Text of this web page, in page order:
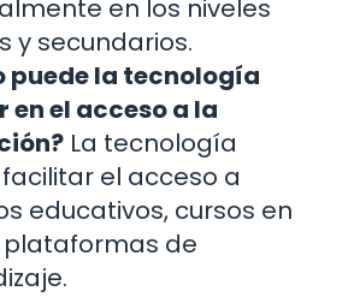
en los niveles
y secundarios.
puede la tecnología
en el acceso a la
La tecnología
el acceso a
educativos, cursos en
plataformas de